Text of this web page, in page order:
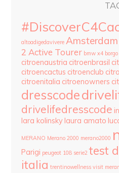
altoadigedavivere Amsterdam
2 Active Tourer bmw x4
citroenaustria citroenbrasil
citroencactus citroenclub
citroenitalia citroenowners
dresscode
drivelifedresscode
lara kolinsky laura amato
MERANO Merano 2000 merano2000
Parigi peugeot 108 serie2 test
italia trentinowellness visit